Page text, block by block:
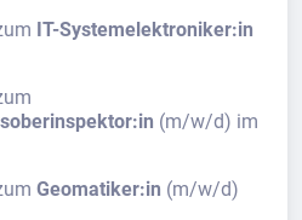
IT-Systemelektroniker:in
(m/w/d) im
Geomatiker:in (m/w/d)